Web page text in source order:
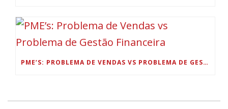
PME’S: PROBLEMA DE VENDAS VS PROBLEMA DE GESTÃO FINANCEIRA